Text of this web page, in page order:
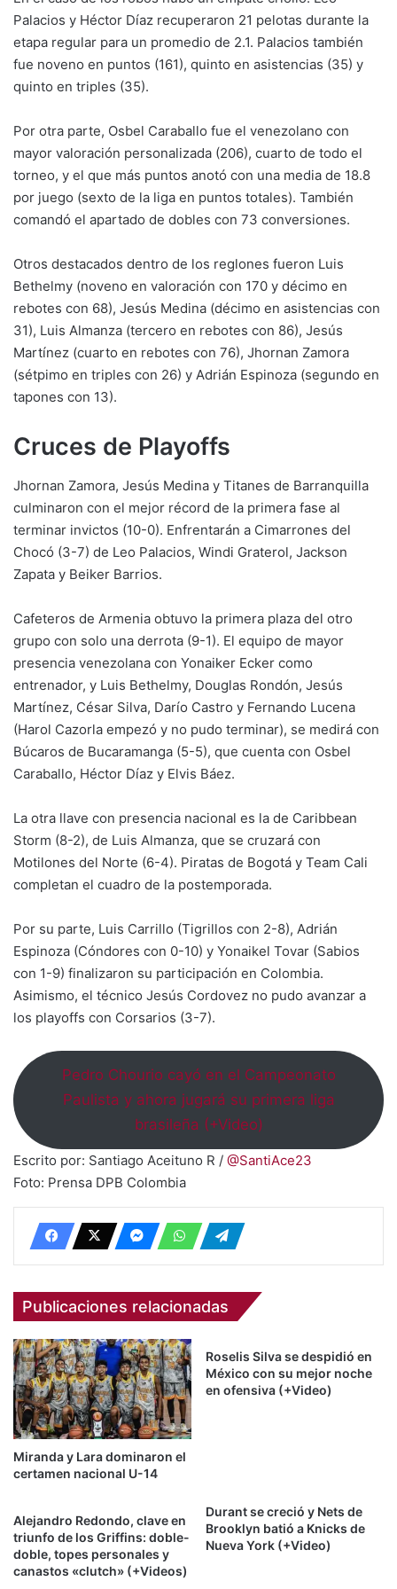
Palacios y Héctor Díaz recuperaron 21 pelotas durante la
etapa regular para un promedio de 2.1. Palacios también
fue noveno en puntos (161), quinto en asistencias (35) y
quinto en triples (35).
Por otra parte, Osbel Caraballo fue el venezolano con
mayor valoración personalizada (206), cuarto de todo el
torneo, y el que más puntos anotó con una media de 18.8
por juego (sexto de la liga en puntos totales). También
comandó el apartado de dobles con 73 conversiones.
Otros destacados dentro de los reglones fueron Luis
Bethelmy (noveno en valoración con 170 y décimo en
rebotes con 68), Jesús Medina (décimo en asistencias con
31), Luis Almanza (tercero en rebotes con 86), Jesús
Martínez (cuarto en rebotes con 76), Jhornan Zamora
(sétpimo en triples con 26) y Adrián Espinoza (segundo en
tapones con 13).
Cruces de Playoffs
Jhornan Zamora, Jesús Medina y Titanes de Barranquilla
culminaron con el mejor récord de la primera fase al
terminar invictos (10-0). Enfrentarán a Cimarrones del
Chocó (3-7) de Leo Palacios, Windi Graterol, Jackson
Zapata y Beiker Barrios.
Cafeteros de Armenia obtuvo la primera plaza del otro
grupo con solo una derrota (9-1). El equipo de mayor
presencia venezolana con Yonaiker Ecker como
entrenador, y Luis Bethelmy, Douglas Rondón, Jesús
Martínez, César Silva, Darío Castro y Fernando Lucena
(Harol Cazorla empezó y no pudo terminar), se medirá con
Búcaros de Bucaramanga (5-5), que cuenta con Osbel
Caraballo, Héctor Díaz y Elvis Báez.
La otra llave con presencia nacional es la de Caribbean
Storm (8-2), de Luis Almanza, que se cruzará con
Motilones del Norte (6-4). Piratas de Bogotá y Team Cali
completan el cuadro de la postemporada.
Por su parte, Luis Carrillo (Tigrillos con 2-8), Adrián
Espinoza (Cóndores con 0-10) y Yonaikel Tovar (Sabios
con 1-9) finalizaron su participación en Colombia.
Asimismo, el técnico Jesús Cordovez no pudo avanzar a
los playoffs con Corsarios (3-7).
Pedro Chourio cayó en el Campeonato
Paulista y ahora jugará su primera liga
brasileña (+Video)
Escrito por: Santiago Aceituno R / @SantiAce23
Foto: Prensa DPB Colombia
Publicaciones relacionadas
Miranda y Lara dominaron el
certamen nacional U-14
Roselis Silva se despidió en
México con su mejor noche
en ofensiva (+Video)
Alejandro Redondo, clave en
triunfo de los Griffins: doble-
doble, topes personales y
canastos «clutch» (+Videos)
Durant se creció y Nets de
Brooklyn batió a Knicks de
Nueva York (+Video)